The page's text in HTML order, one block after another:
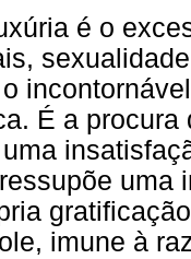
é o
É a
uma
imune à